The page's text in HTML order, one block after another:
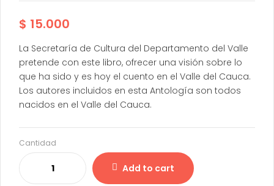
$ 15.000
La Secretaría de Cultura del Departamento del Valle
pretende con este libro, ofrecer una visión sobre lo
que ha sido y es hoy el cuento en el Valle del Cauca.
Los autores incluidos en esta Antología son todos
nacidos en el Valle del Cauca.
Cantidad
Add to cart